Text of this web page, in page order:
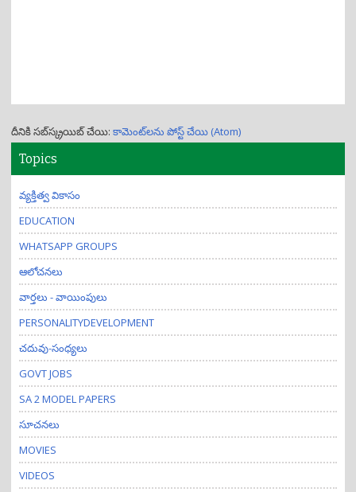
దీనికి సబ్‌స్క్రయిబ్ చేయి: కామెంట్‌లను పోస్ట్ చేయి (Atom)
Topics
వ్యక్తిత్వ వికాసం
EDUCATION
WHATSAPP GROUPS
ఆలోచనలు
వార్తలు - వాయింపులు
PERSONALITYDEVELOPMENT
చదువు-సంధ్యలు
GOVT JOBS
SA 2 MODEL PAPERS
సూచనలు
MOVIES
VIDEOS